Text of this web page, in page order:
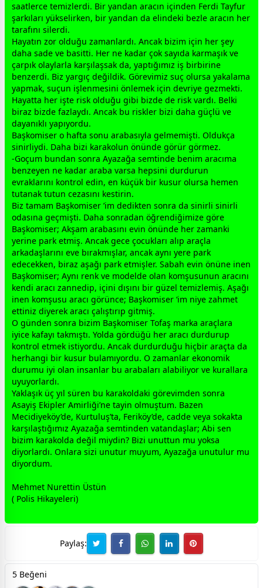
saatlerce temizlerdi. Bir yandan aracın içinden Ferdi Tayfur
şarkıları yükselirken, bir yandan da elindeki bezle aracın her
tarafını silerdi.
Hayatın zor olduğu zamanlardı. Ancak bizim için her şey
daha sade ve basitti. Her ne kadar çok sayıda karmaşık ve
çarpık olaylarla karşılaşsak da, yaptığımız iş birbirine
benzerdi. Biz yargıç değildik. Görevimiz suç olursa yakalama
yapmak, suçun işlenmesini önlemek için devriye gezmekti.
Hayatta her işte risk olduğu gibi bizde de risk vardı. Belki
biraz bizde fazlaydı. Ancak bu riskler bizi daha güçlü ve
dayanıklı yapıyordu.
Başkomiser o hafta sonu arabasıyla gelmemişti. Oldukça
sinirliydi. Daha bizi karakolun önünde görür görmez.
-Goçum bundan sonra Ayazağa semtinde benim aracıma
benzeyen ne kadar araba varsa hepsini durdurun
evraklarını kontrol edin, en küçük bir kusur olursa hemen
tutanak tutun cezasını kestirin.
Biz tamam Başkomiser ’im dedikten sonra da sinirli sinirli
odasına geçmişti. Daha sonradan öğrendiğimize göre
Başkomiser; Akşam arabasını evin önünde her zamanki
yerine park etmiş. Ancak gece çocukları alıp araçla
arkadaşlarını eve bırakmışlar, ancak aynı yere park
edecekken, biraz aşağı park etmişler. Sabah evin önüne inen
Başkomiser; Aynı renk ve modelde olan komşusunun aracını
kendi aracı zannedip, içini dışını bir güzel temizlemiş. Aşağı
inen komşusu aracı görünce; Başkomiser ‘im niye zahmet
ettiniz diyerek aracı çalıştırıp gitmiş.
O günden sonra bizim Başkomiser Tofaş marka araçlara
iyice kafayı takmıştı. Yolda gördüğü her aracı durdurup
kontrol etmek istiyordu. Ancak durdurduğu hiçbir araçta da
herhangi bir kusur bulamıyordu. O zamanlar ekonomik
durumu iyi olan insanlar bu arabaları alabiliyor ve kurallara
uyuyorlardı.
Yaklaşık üç yıl süren bu karakoldaki görevimden sonra
Asayiş Ekipler Amirliği’ne tayin olmuştum. Bazen
Mecidiyeköy’de, Kurtuluş’ta, Feriköy’de, cadde veya sokakta
karşılaştığımız Ayazağa semtinden vatandaşlar; Abi sen
bizim karakolda değil miydin? Bizi unuttun mu yoksa
diyorlardı. Onlara sizi unutur muyum, Ayazağa unutulur mu
diyordum.
Mehmet Nurettin Üstün
( Polis Hikayeleri)
Paylaş:
5 Beğeni